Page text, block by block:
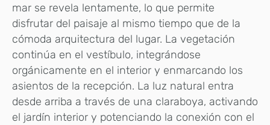
mar se revela lentamente, lo que permite
disfrutar del paisaje al mismo tiempo que de la
cómoda arquitectura del lugar. La vegetación
continúa en el vestíbulo, integrándose
orgánicamente en el interior y enmarcando los
asientos de la recepción. La luz natural entra
desde arriba a través de una claraboya, activando
el jardín interior y potenciando la conexión con el